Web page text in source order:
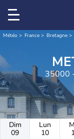
Météo France Bretagne
35000
Dim
09
Lun
10